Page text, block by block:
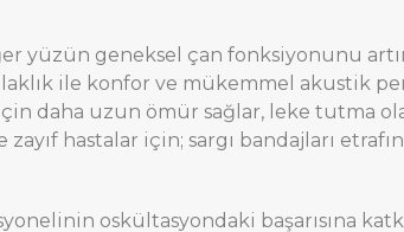
yüzün geneksel çan fonksiyonunu
ile konfor ve mükemmel akustik
daha uzun ömür sağlar, leke tutma
hastalar için; sargı bandajları
oskültasyondaki başarısına